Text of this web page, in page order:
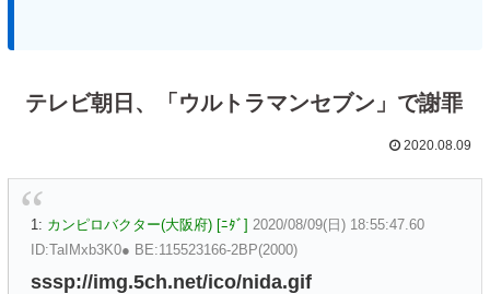
テレビ朝日、「ウルトラマンセブン」で謝罪
2020.08.09
1: カンピロバクター(大阪府) [ﾆﾀﾞ] 2020/08/09(日) 18:55:47.60
ID:TaIMxb3K0● BE:115523166-2BP(2000)
sssp://img.5ch.net/ico/nida.gif